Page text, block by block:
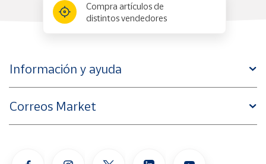
Compra artículos de
distintos vendedores
Información y ayuda
Correos Market